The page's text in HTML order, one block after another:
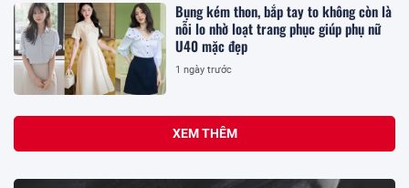
Bụng kém thon, bắp tay to không còn là
nỗi lo nhờ loạt trang phục giúp phụ nữ
U40 mặc đẹp
1 ngày trước
XEM THÊM